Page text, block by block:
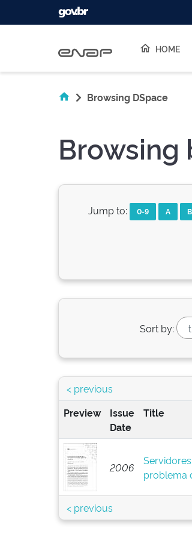
HOME
Browsing DSpace
Browsing
Jump to: 0-9 A B
Sort by:
< previous
Preview
Issue
Date
Title
2006
problema
< previous